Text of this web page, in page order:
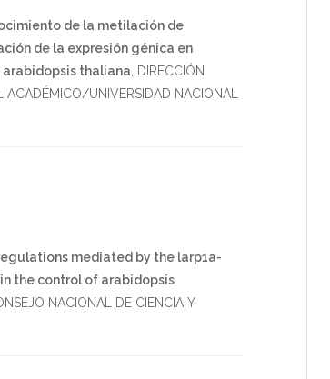
de la metilación de
de la expresión génica en
arabidopsis thaliana
DIRECCIÓN
UNIVERSIDAD NACIONAL
mediated by the larp1a-
the control of arabidopsis
NACIONAL DE CIENCIA Y